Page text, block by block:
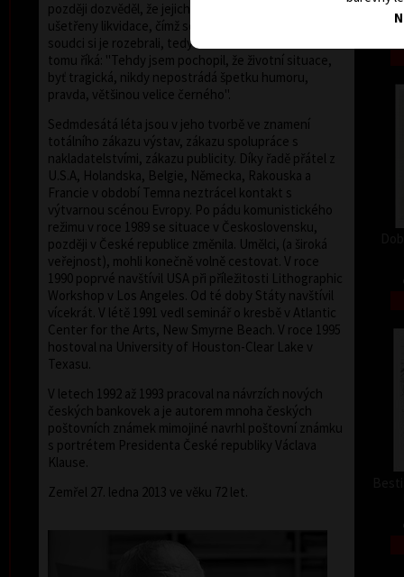
později dozvěděl, že jejich odsouzené grafiky byly
ušetřeny likvidace, čímž se rozumělo upálení. Páni
soudci si je rozebrali, tedy ukradli. Oldřich Kulhánek k
tomu říká: "Tehdy jsem pochopil, že životní situace,
byť tragická, nikdy nepostrádá špetku humoru,
pravda, většinou velice černého".
Sedmdesátá léta jsou v jeho tvorbě ve znamení
totálního zákazu výstav, zákazu spolupráce s
nakladatelstvími, zákazu publicity. Díky řadě přátel z
U.S.A, Holandska, Belgie, Německa, Rakouska a
Francie v období Temna neztrácel kontakt s
výtvarnou scénou Evropy. Po pádu komunistického
režimu v roce 1989 se situace v Československu,
později v České republice změnila. Umělci, (a široká
veřejnost), mohli konečně volně cestovat. V roce
1990 poprvé navštívil USA při příležitosti Lithographic
Workshop v Los Angeles. Od té doby Státy navštívil
vícekrát. V létě 1991 vedl seminář o kresbě v Atlantic
Center for the Arts, New Smyrne Beach. V roce 1995
hostoval na University of Houston-Clear Lake v
Texasu.
V letech 1992 až 1993 pracoval na návrzích nových
českých bankovek a je autorem mnoha českých
poštovních známek mimojiné navrhl poštovní známku
s portrétem Presidenta České republiky Václava
Klause.
Zemřel 27. ledna 2013 ve věku 72 let.